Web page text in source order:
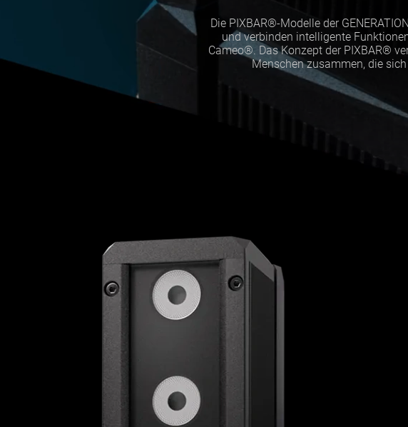
Die PIXBAR®-Modelle der
und verbinden intelligente
Cameo®. Das Konzept der PIXBAR®
Menschen zusammen, die